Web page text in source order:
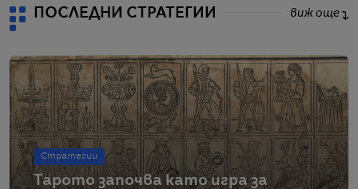
ПОСЛЕДНИ СТРАТЕГИИ виж още
Стратегии
Тарото започва като игра за